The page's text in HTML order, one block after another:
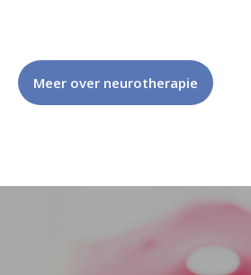
Meer over neurotherapie